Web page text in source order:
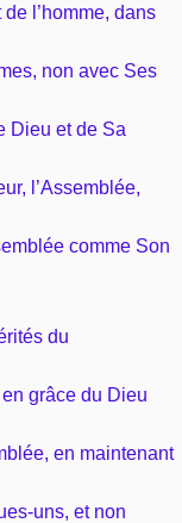
l’homme, dans
non avec Ses
Dieu et de Sa
l’Assemblée,
comme Son
du
grâce du Dieu
en maintenant
uns, et non